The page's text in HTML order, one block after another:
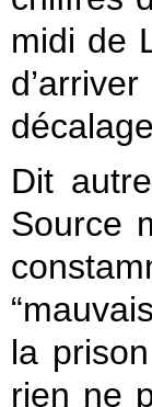
midi de
Dit
Source
la
rien ne